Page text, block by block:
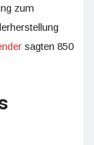
zum
sagten 850